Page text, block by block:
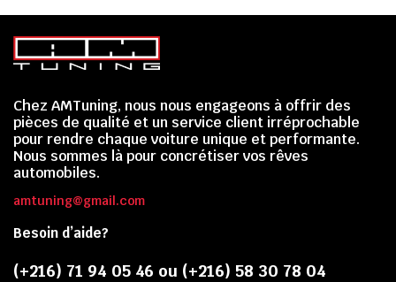
Chez AMTuning, nous nous engageons à offrir des
pièces de qualité et un service client irréprochable
pour rendre chaque voiture unique et performante.
Nous sommes là pour concrétiser vos rêves
automobiles.
amtuning@gmail.com
Besoin d’aide?
(+216) 71 94 05 46 ou (+216) 58 30 78 04